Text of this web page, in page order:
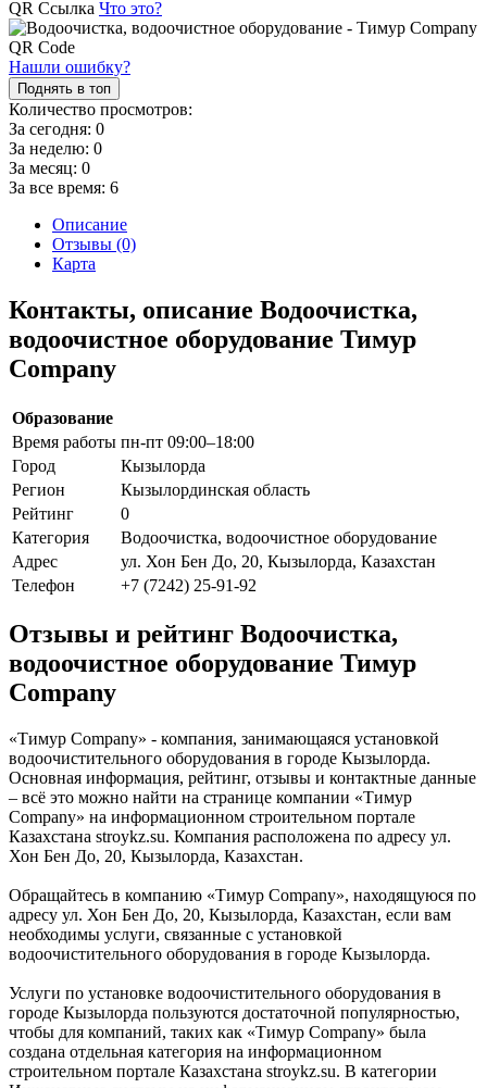
QR Ссылка Что это?
Нашли ошибку?
Поднять в топ
Количество просмотров:
За сегодня: 0
За неделю: 0
За месяц: 0
За все время: 6
Описание
Отзывы (0)
Карта
Контакты, описание Водоочистка,
водоочистное оборудование Тимур
Company
Образование
Время работы пн-пт 09:00–18:00
Город
Кызылорда
Регион
Кызылординская область
Рейтинг
0
Категория
Водоочистка, водоочистное оборудование
Адрес
ул. Хон Бен До, 20, Кызылорда, Казахстан
Телефон
+7 (7242) 25-91-92
Отзывы и рейтинг Водоочистка,
водоочистное оборудование Тимур
Company
«Тимур Company» - компания, занимающаяся установкой
водоочистительного оборудования в городе Кызылорда.
Основная информация, рейтинг, отзывы и контактные данные
– всё это можно найти на странице компании «Тимур
Company» на информационном строительном портале
Казахстана stroykz.su. Компания расположена по адресу ул.
Хон Бен До, 20, Кызылорда, Казахстан.
Обращайтесь в компанию «Тимур Company», находящуюся по
адресу ул. Хон Бен До, 20, Кызылорда, Казахстан, если вам
необходимы услуги, связанные с установкой
водоочистительного оборудования в городе Кызылорда.
Услуги по установке водоочистительного оборудования в
городе Кызылорда пользуются достаточной популярностью,
чтобы для компаний, таких как «Тимур Company» была
создана отдельная категория на информационном
строительном портале Казахстана stroykz.su. В категории